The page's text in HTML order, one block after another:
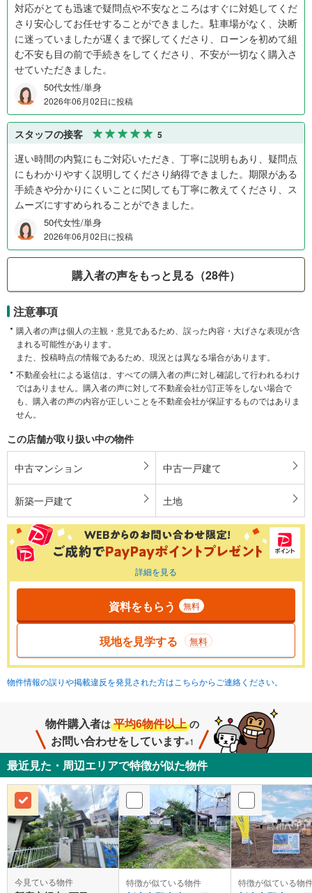
対応がとても迅速で疑問点や不安なところはすぐに対処してくだ
さり安心してお任せすることができました。駐車場がなく、決断
に迷っていましたが遅くまで探してくださり、ローンを初めて組
む不安も目の前で手続きをしてくださり、不安が一切なく購入さ
せていただきました。
50代女性/単身
2026年06月02日に投稿
スタッフの接客 5
遅い時間の内覧にもご対応いただき、丁寧に説明もあり、疑問点
にもわかりやすく説明してくださり納得できました。期限がある
手続きや分かりにくいことに関しても丁寧に教えてくださり、ス
ムーズにすすめられることができました。
50代女性/単身
2026年06月02日に投稿
購入者の声をもっと見る（28件）
注意事項
購入者の声は個人の主観・意見であるため、誤った内容・大げさな表現が含
まれる可能性があります。
また、投稿時点の情報であるため、現況とは異なる場合があります。
不動産会社による返信は、すべての購入者の声に対し確認して行われるわけ
ではありません。購入者の声に対して不動産会社が訂正等をしない場合で
も、購入者の声の内容が正しいことを不動産会社が保証するものではありま
せん。
この店舗が取り扱い中の物件
中古マンション 中古一戸建て
新築一戸建て 土地
詳細を見る
資料をもらう 無料
現地を見学する 無料
物件情報の誤りや掲載違反を発見された方はこちらからご連絡ください。
物件購入者は 平均6物件以上 の
お問い合わせをしています※1
最近見た・周辺エリアで特徴が似た物件
今見ている物件 特徴が似ている物件 特徴が似ている物